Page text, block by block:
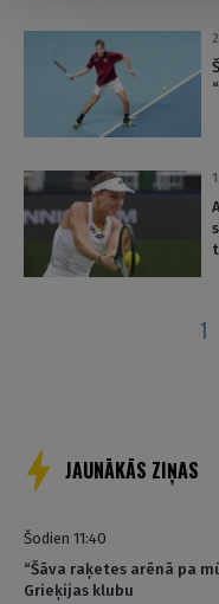
1
JAUNĀKĀS ZIŅAS
Šodien 11:40
“Šāva raķetes arēnā pa
Grieķijas klubu